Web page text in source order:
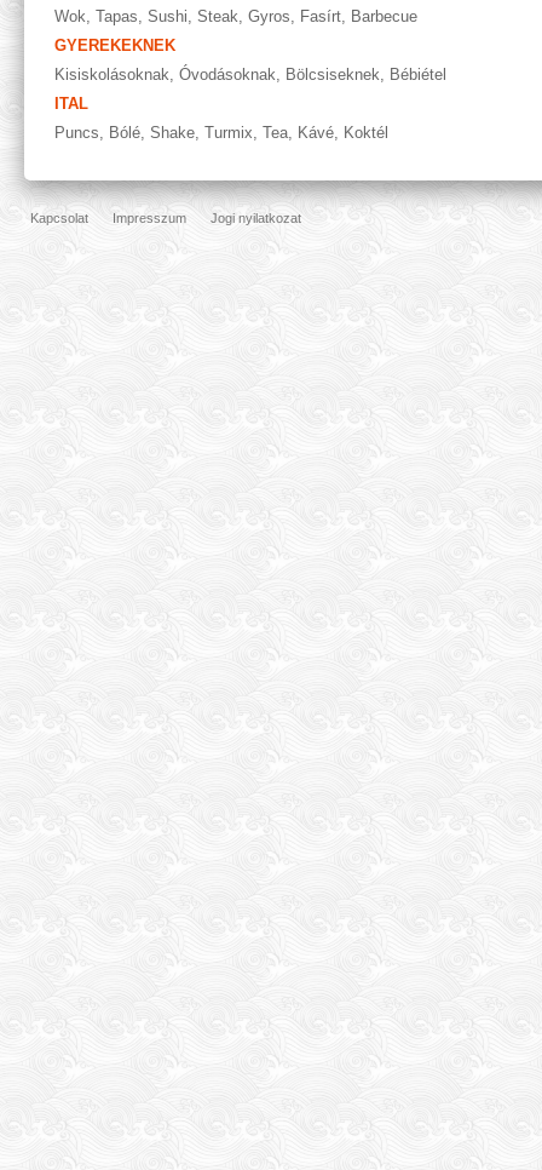
Wok, Tapas, Sushi, Steak, Gyros, Fasírt, Barbecue
GYEREKEKNEK
Kisiskolásoknak, Óvodásoknak, Bölcsiseknek, Bébiétel
ITAL
Puncs, Bólé, Shake, Turmix, Tea, Kávé, Koktél
Kapcsolat Impresszum Jogi nyilatkozat